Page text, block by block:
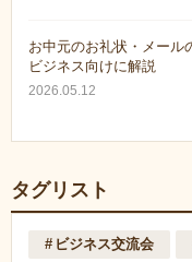
お中元のお礼状・メール
ビジネス向けに解説
2026.05.12
タグリスト
ビジネス交流会